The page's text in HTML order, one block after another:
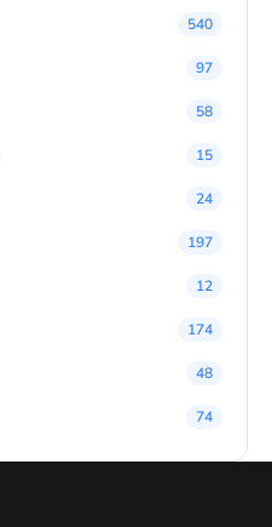
540
97
58
15
24
197
12
174
48
74